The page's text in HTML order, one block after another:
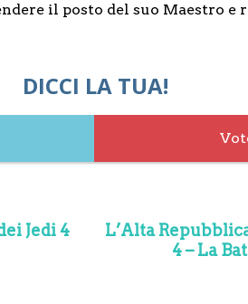
il posto del suo Maestro e
DICCI LA TUA!
Jedi 4
L’Alta
4 – La